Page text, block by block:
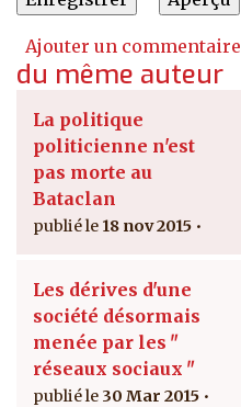
Ajouter un commentaire
du même auteur
La politique
politicienne n'est
pas morte au
Bataclan
18 nov 2015
Les dérives d'une
société désormais
menée par les ʺ
réseaux sociaux ʺ
30 Mar 2015